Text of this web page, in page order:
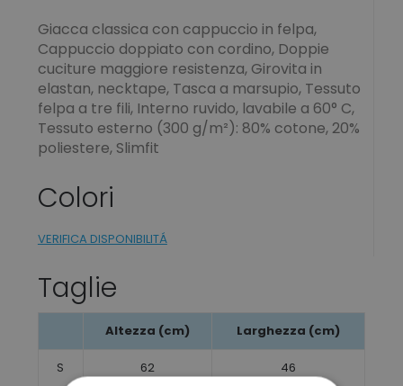
Giacca classica con cappuccio in felpa,
Cappuccio doppiato con cordino, Doppie
cuciture maggiore resistenza, Girovita in
elastan, necktape, Tasca a marsupio, Tessuto
felpa a tre fili, Interno ruvido, lavabile a 60° C,
Tessuto esterno (300 g/m²): 80% cotone, 20%
poliestere, Slimfit
Colori
VERIFICA DISPONIBILITÁ
Taglie
Altezza (cm) Larghezza (cm)
S 62 46